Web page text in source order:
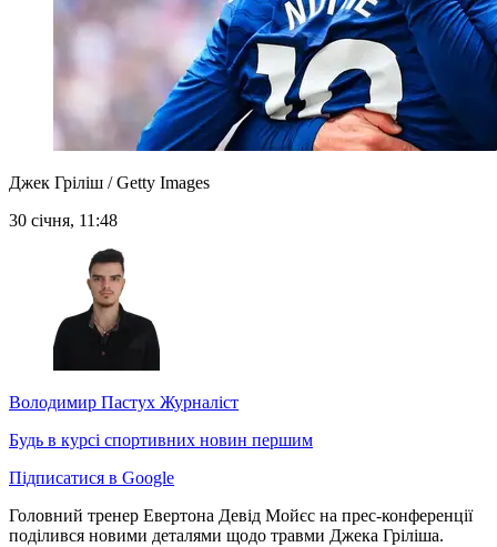
Джек Гріліш / Getty Images
30 січня, 11:48
Володимир Пастух Журналіст
Будь в курсі спортивних новин першим
Підписатися в Google
Головний тренер Евертона Девід Мойєс на прес-конференції
поділився новими деталями щодо травми Джека Гріліша.